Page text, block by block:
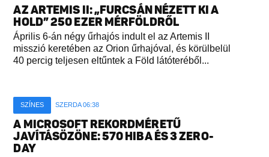
AZ ARTEMIS II: „FURCSÁN NÉZETT KI A
HOLD” 250 EZER MÉRFÖLDRŐL
Április 6-án négy űrhajós indult el az Artemis II
misszió keretében az Orion űrhajóval, és körülbelül
40 percig teljesen eltűntek a Föld látóteréből...
SZÍNES SZERDA 06:38
A MICROSOFT REKORDMÉRETŰ
JAVÍTÁSÖZÖNE: 570 HIBA ÉS 3 ZERO-
DAY